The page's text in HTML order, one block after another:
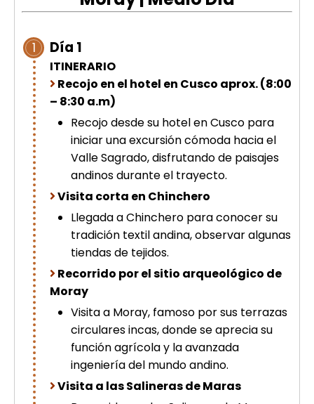
picchu
Tour de lujo Cusco 8 dias
Machupicchu + Hotel 4*
Puerta del Sol & Bolivia
Tour Uros Taquile 1 día | Salidas
desde Puno
1 Día 1
ITINERARIO
Recojo en el hotel en Cusco aprox. (8:00
– 8:30 a.m)
Recojo desde su hotel en Cusco para
iniciar una excursión cómoda hacia el
Valle Sagrado, disfrutando de paisajes
andinos durante el trayecto.
Visita corta en Chinchero
Llegada a Chinchero para conocer su
tradición textil andina, observar algunas
tiendas de tejidos.
Recorrido por el sitio arqueológico de
Moray
Visita a Moray, famoso por sus terrazas
circulares incas, donde se aprecia su
función agrícola y la avanzada
ingeniería del mundo andino.
Visita a las Salineras de Maras